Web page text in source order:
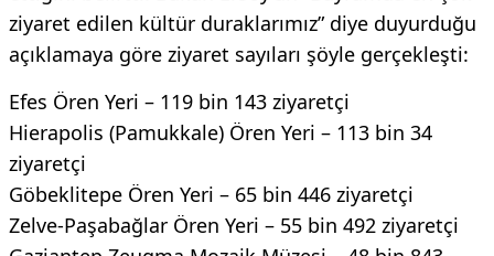
ziyaret edilen kültür duraklarımız” diye duyurduğu
açıklamaya göre ziyaret sayıları şöyle gerçekleşti:
Efes Ören Yeri – 119 bin 143 ziyaretçi
Hierapolis (Pamukkale) Ören Yeri – 113 bin 34
ziyaretçi
Göbeklitepe Ören Yeri – 65 bin 446 ziyaretçi
Zelve-Paşabağlar Ören Yeri – 55 bin 492 ziyaretçi